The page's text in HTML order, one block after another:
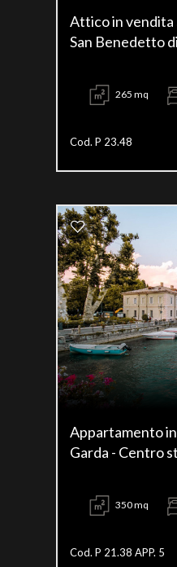
Attico in vendita
San Benedetto
265 mq
Cod. P 23.48
Appartamento
Garda - Centro
350 mq
Cod. P 21.38 APP. 5